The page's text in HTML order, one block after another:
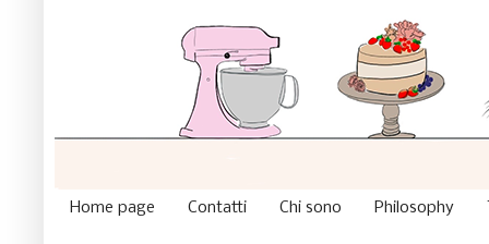
Home page Contatti Chi sono Philosophy